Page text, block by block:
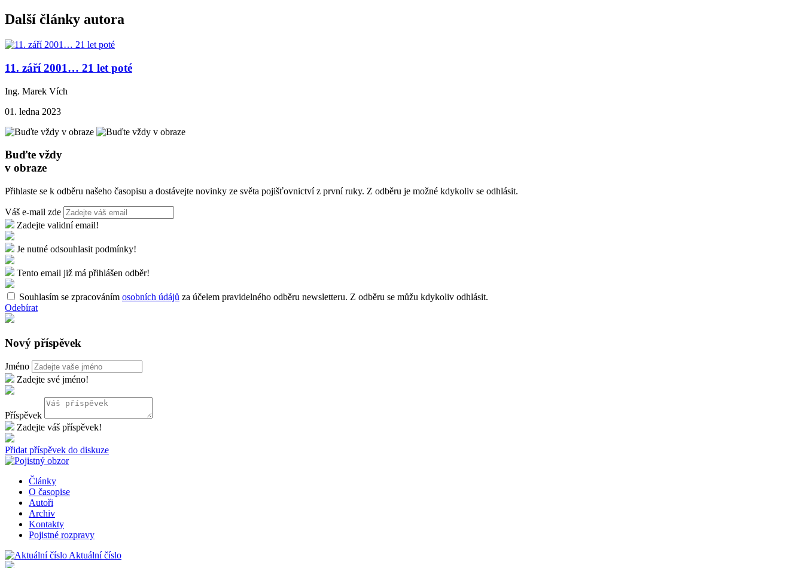
Další články autora
11. září 2001… 21 let poté
Ing. Marek Vích
01. ledna 2023
Buďte vždy
v obraze
Přihlaste se k odběru našeho časopisu a dostávejte novinky ze světa pojišťovnictví z první ruky. Z odběru je možné kdykoliv se odhlásit.
Váš e-mail zde
Zadejte validní email!
Je nutné odsouhlasit podmínky!
Tento email již má přihlášen odběr!
Souhlasím se zpracováním osobních údájů za účelem pravidelného odběru newsletteru. Z odběru se můžu kdykoliv odhlásit.
Odebírat
Nový příspěvek
Jméno
Zadejte své jméno!
Příspěvek
Zadejte váš příspěvek!
Přidat příspěvek do diskuze
Články
O časopise
Autoři
Archiv
Kontakty
Pojistné rozpravy
Aktuální číslo